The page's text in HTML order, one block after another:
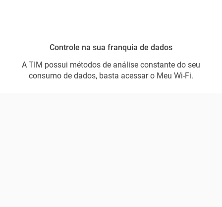
Controle na sua franquia de dados
A TIM possui métodos de análise constante do seu
consumo de dados, basta acessar o Meu Wi-Fi.